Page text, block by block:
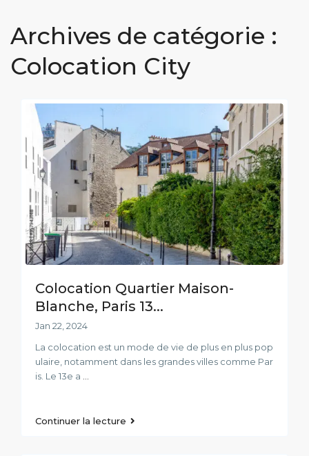
Archives de catégorie :
Colocation City
Colocation Quartier Maison-
Blanche, Paris 13...
Jan 22, 2024
La colocation est un mode de vie de plus en plus pop
ulaire, notamment dans les grandes villes comme Par
is. Le 13e a
Continuer la lecture